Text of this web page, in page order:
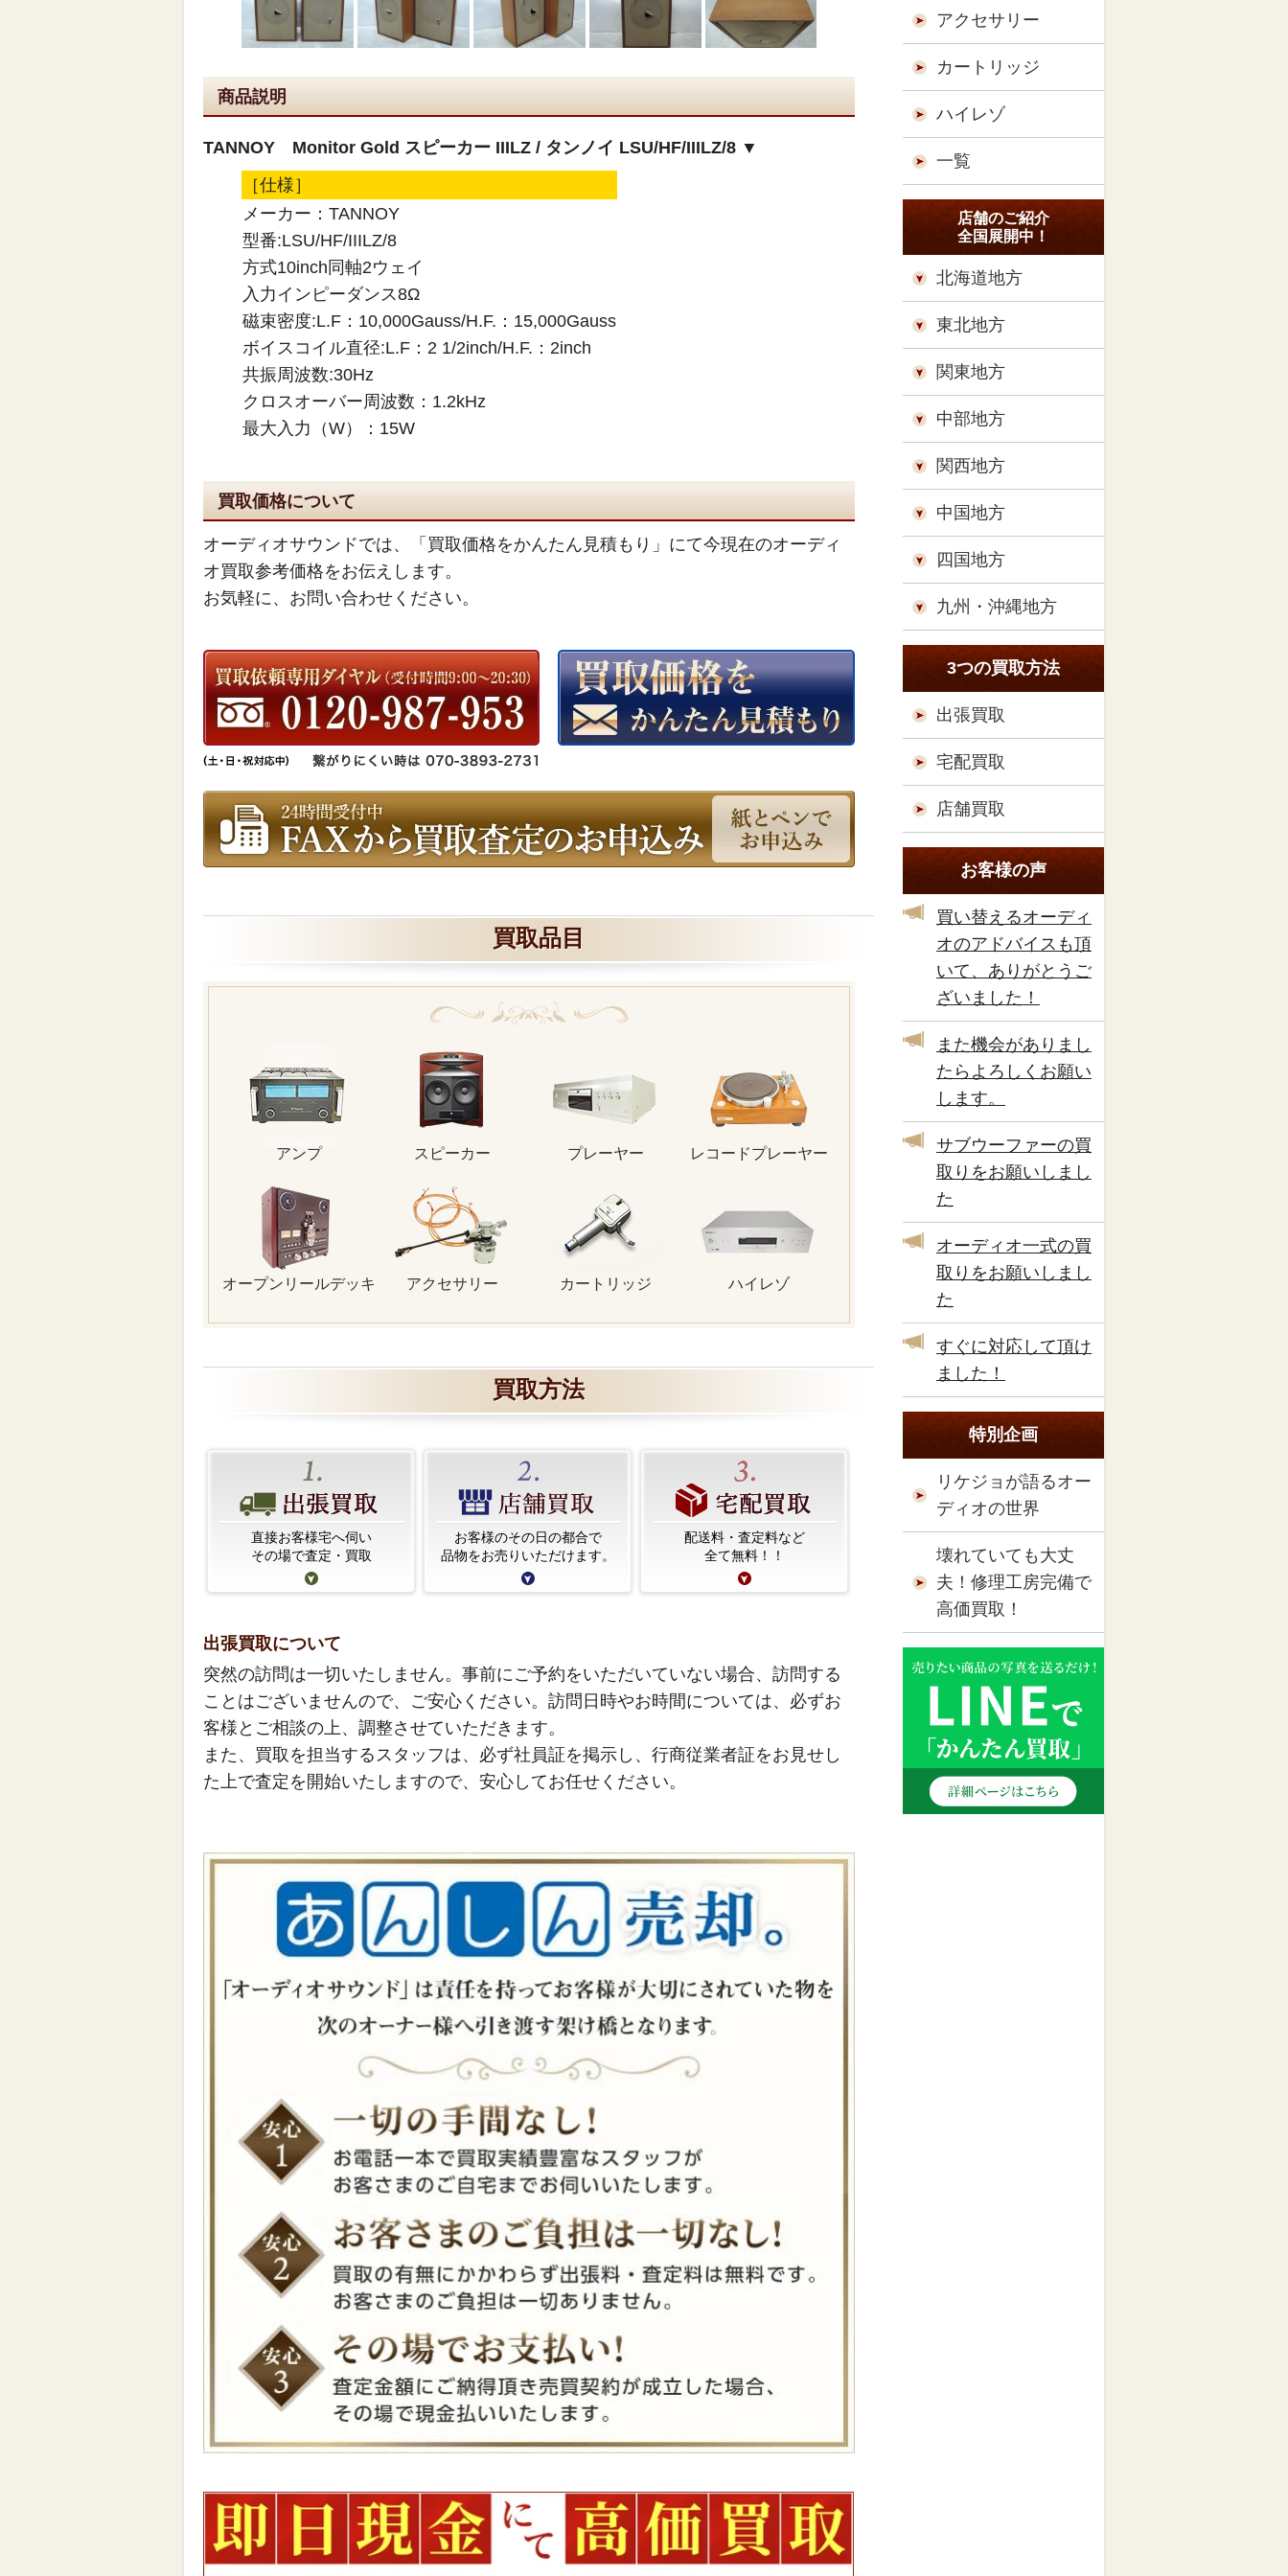
商品説明
TANNOY Monitor Gold スピーカー IIILZ / タンノイ LSU/HF/IIILZ/8 ▼
［仕様］
メーカー：TANNOY
型番:LSU/HF/IIILZ/8
方式10inch同軸2ウェイ
入力インピーダンス8Ω
磁束密度:L.F：10,000Gauss/H.F.：15,000Gauss
ボイスコイル直径:L.F：2 1/2inch/H.F.：2inch
共振周波数:30Hz
クロスオーバー周波数：1.2kHz
最大入力（W）：15W
買取価格について
オーディオサウンドでは、「買取価格をかんたん見積もり」にて今現在のオーディ
オ買取参考価格をお伝えします。
お気軽に、お問い合わせください。
買取品目
アンプ スピーカー プレーヤー レコードプレーヤー
オープンリールデッキ アクセサリー カートリッジ ハイレゾ
買取方法
直接お客様宅へ伺い
その場で査定・買取
お客様のその日の都合で
品物をお売りいただけます。
配送料・査定料など
全て無料！！
出張買取について
突然の訪問は一切いたしません。事前にご予約をいただいていない場合、訪問する
ことはございませんので、ご安心ください。訪問日時やお時間については、必ずお
客様とご相談の上、調整させていただきます。
また、買取を担当するスタッフは、必ず社員証を掲示し、行商従業者証をお見せし
た上で査定を開始いたしますので、安心してお任せください。
アクセサリー
カートリッジ
ハイレゾ
一覧
店舗のご紹介
全国展開中！
北海道地方
東北地方
関東地方
中部地方
関西地方
中国地方
四国地方
九州・沖縄地方
3つの買取方法
出張買取
宅配買取
店舗買取
お客様の声
買い替えるオーディ
オのアドバイスも頂
いて、ありがとうご
ざいました！
また機会がありまし
たらよろしくお願い
します。
サブウーファーの買
取りをお願いしまし
た
オーディオ一式の買
取りをお願いしまし
た
すぐに対応して頂け
ました！
特別企画
リケジョが語るオー
ディオの世界
壊れていても大丈
夫！修理工房完備で
高価買取！